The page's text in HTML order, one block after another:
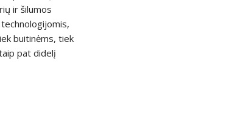
ir šilumos
buitinėms, tiek
pat didelį